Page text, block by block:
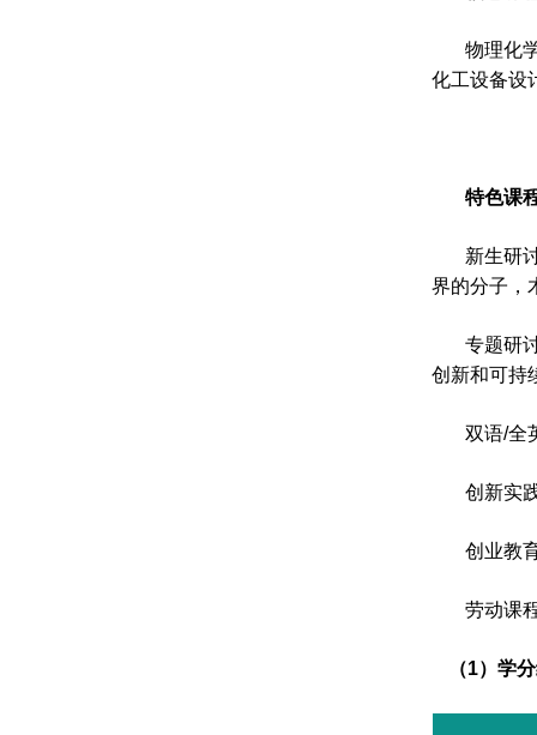
物理化
化工设备设
特色课
新生研
界的分子，
专题研
创新和可持
双语/全
创新实
创业教
劳动课
（1）学